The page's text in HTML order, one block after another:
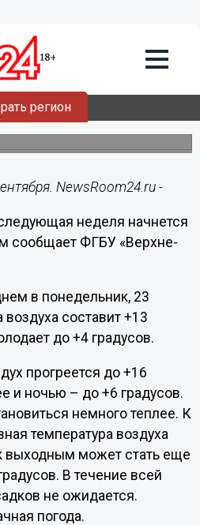
регион
нижегородцев в
сентября
будет опускаться до +4
NewsRoom24.ru -
неделя начнется
сообщает ФГБУ «Верхне-
в понедельник, 23
воздуха составит +13
до +4 градусов.
прогреется до +16
и ночью – до +6 градусов.
немного теплее. К
температура воздуха
выходным может стать еще
В течение всей
не ожидается.
погода.